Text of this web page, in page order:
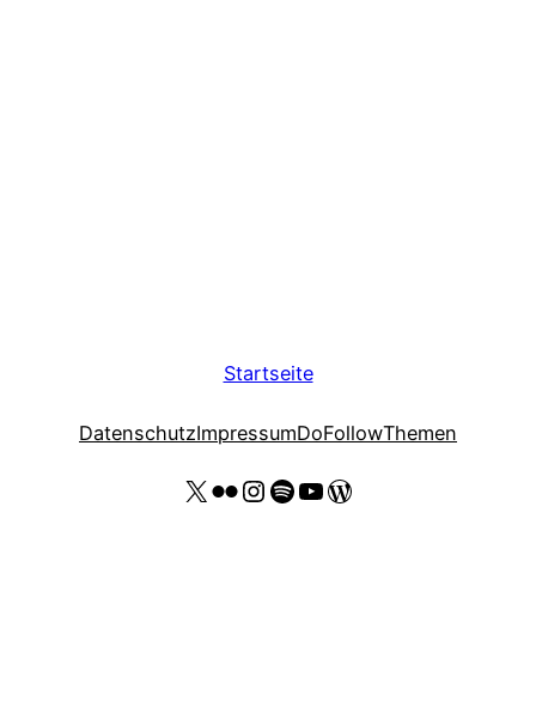
Startseite
DatenschutzImpressumDoFollowThemen
X Flickr
Instagram
Spotify
YouTube Thomas Kohler
Wordpress Website